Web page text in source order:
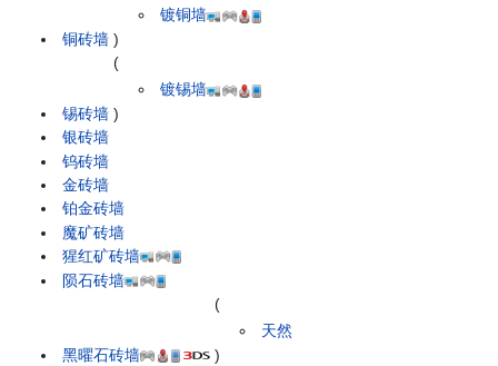
铜砖墙
镀铜墙
)
锡砖墙
(
镀锡墙
)
银砖墙
钨砖墙
金砖墙
铂金砖墙
魔矿砖墙
猩红矿砖墙
陨石砖墙
黑曜石砖墙
(
天然
)